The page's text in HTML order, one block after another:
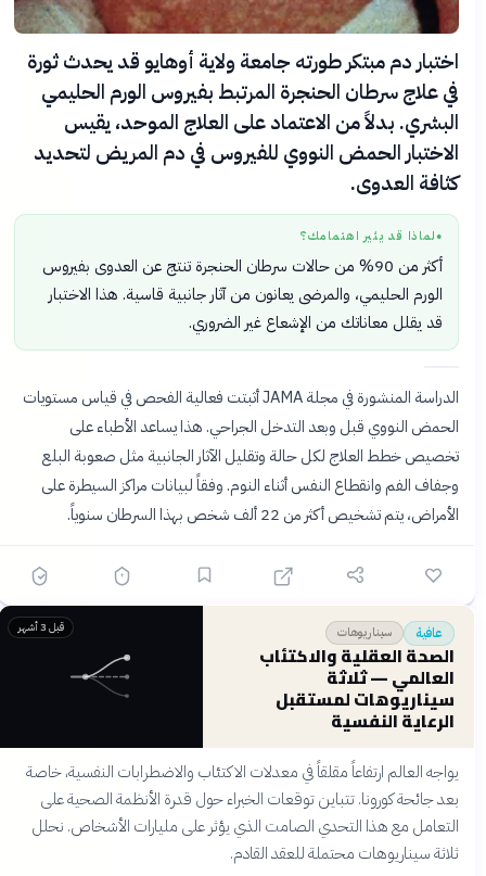
اختبار دم مبتكر طورته جامعة ولاية أوهايو قد يحدث ثورة
في علاج سرطان الحنجرة المرتبط بفيروس الورم الحليمي
البشري. بدلاً من الاعتماد على العلاج الموحد، يقيس
الاختبار الحمض النووي للفيروس في دم المريض لتحديد
كثافة العدوى.
●لماذا قد يثير اهتمامك؟
أكثر من 90% من حالات سرطان الحنجرة تنتج عن العدوى بفيروس
الورم الحليمي، والمرضى يعانون من آثار جانبية قاسية. هذا الاختبار
قد يقلل معاناتك من الإشعاع غير الضروري.
الدراسة المنشورة في مجلة JAMA أثبتت فعالية الفحص في قياس مستويات
الحمض النووي قبل وبعد التدخل الجراحي. هذا يساعد الأطباء على
تخصيص خطط العلاج لكل حالة وتقليل الآثار الجانبية مثل صعوبة البلع
وجفاف الفم وانقطاع النفس أثناء النوم. وفقاً لبيانات مراكز السيطرة على
الأمراض، يتم تشخيص أكثر من 22 ألف شخص بهذا السرطان سنوياً.
عافية سيناريوهات
الصحة العقلية والاكتئاب
العالمي — ثلاثة
سيناريوهات لمستقبل
الرعاية النفسية
قبل 3 أشهر
يواجه العالم ارتفاعاً مقلقاً في معدلات الاكتئاب والاضطرابات النفسية، خاصة
بعد جائحة كورونا. تتباين توقعات الخبراء حول قدرة الأنظمة الصحية على
التعامل مع هذا التحدي الصامت الذي يؤثر على مليارات الأشخاص. نحلل
ثلاثة سيناريوهات محتملة للعقد القادم.